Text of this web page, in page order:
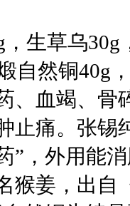
，生草乌
自然铜40g
、血竭、骨
止痛。张锡
”，外用能
猴姜，出自